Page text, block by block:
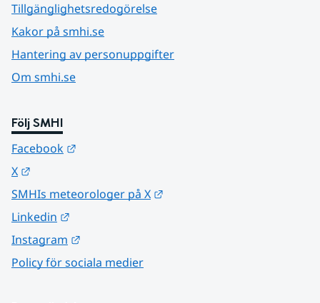
Tillgänglighetsredogörelse
Kakor på smhi.se
Hantering av personuppgifter
Om smhi.se
Följ SMHI
Facebook
X
SMHIs meteorologer på X
Linkedin
Instagram
Policy för sociala medier